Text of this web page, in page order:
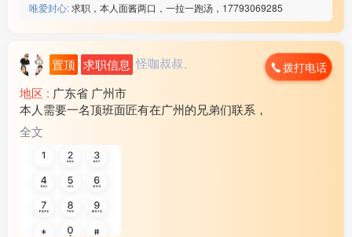
唯爱封心:求职，本人面酱两口，一拉一跑汤，17793069285
置顶 求职信息 怪咖叔叔、 拨打电话
地区 : 广东省 广州市
本人需要一名顶班面匠有在广州的兄弟们联系，
全文